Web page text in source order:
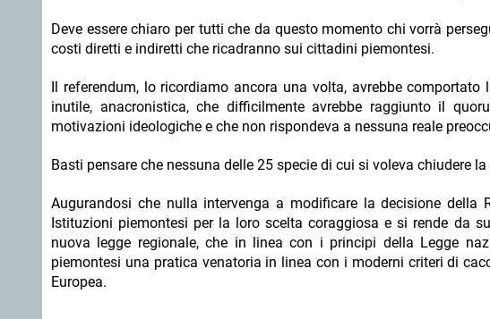
Deve essere chiaro per tutti che da questo momento chi vorrà
costi diretti e indiretti che ricadranno sui cittadini piemontesi.
Il referendum, lo ricordiamo ancora una volta, avrebbe
inutile, anacronistica, che difficilmente avrebbe raggiunto il
motivazioni ideologiche e che non rispondeva a nessuna reale
Basti pensare che nessuna delle 25 specie di cui si voleva chiudere
Augurandosi che nulla intervenga a modificare la decisione
Istituzioni piemontesi per la loro scelta coraggiosa e si rende da
nuova legge regionale, che in linea con i principi della Legge
piemontesi una pratica venatoria in linea con i moderni criteri di
Europea.